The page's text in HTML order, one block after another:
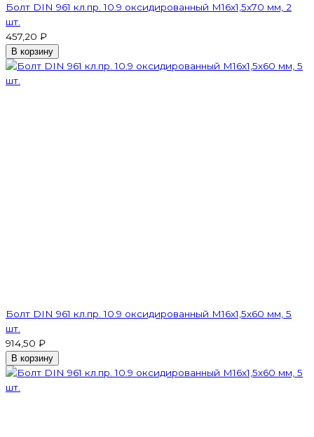
Болт DIN 961 кл.пр. 10.9 оксидированный М16х1,5х70 мм, 2
шт.
457,20 ₽
В корзину
Болт DIN 961 кл.пр. 10.9 оксидированный М16х1,5х60 мм, 5
шт.
914,50 ₽
В корзину